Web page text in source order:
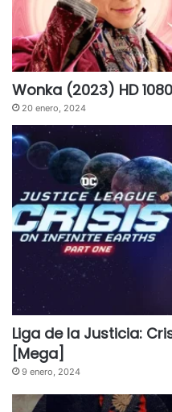
Wonka (2023) HD
20 enero, 2024
Liga de la Justicia:
[Mega]
9 enero, 2024